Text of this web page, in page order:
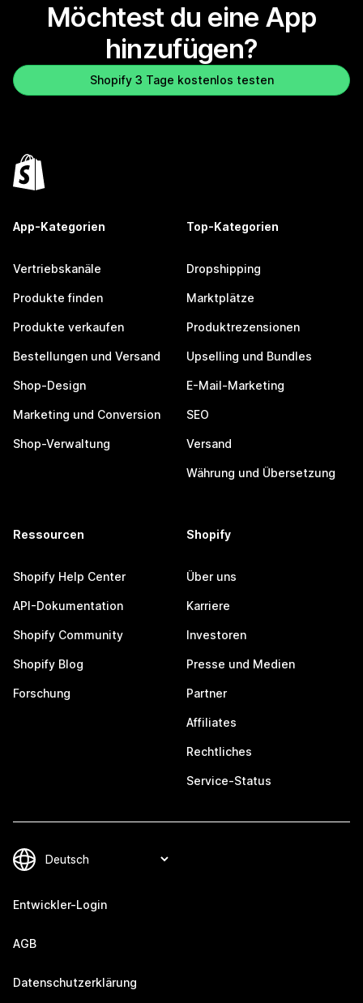
Möchtest du eine App
hinzufügen?
Shopify 3 Tage kostenlos testen
App-Kategorien
Vertriebskanäle
Produkte finden
Produkte verkaufen
Bestellungen und Versand
Shop-Design
Marketing und Conversion
Shop-Verwaltung
Top-Kategorien
Dropshipping
Marktplätze
Produktrezensionen
Upselling und Bundles
E-Mail-Marketing
SEO
Versand
Währung und Übersetzung
Ressourcen
Shopify Help Center
API-Dokumentation
Shopify Community
Shopify Blog
Forschung
Shopify
Über uns
Karriere
Investoren
Presse und Medien
Partner
Affiliates
Rechtliches
Service-Status
Entwickler-Login
AGB
Datenschutzerklärung